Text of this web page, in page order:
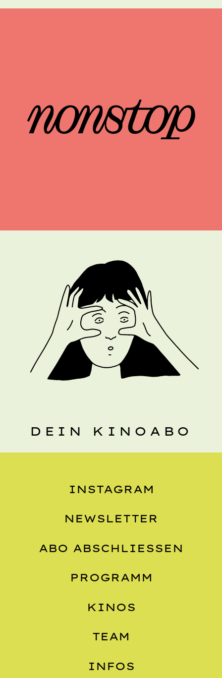
DEIN KINOABO
INSTAGRAM
NEWSLETTER
ABO ABSCHLIESSEN
PROGRAMM
KINOS
TEAM
INFOS